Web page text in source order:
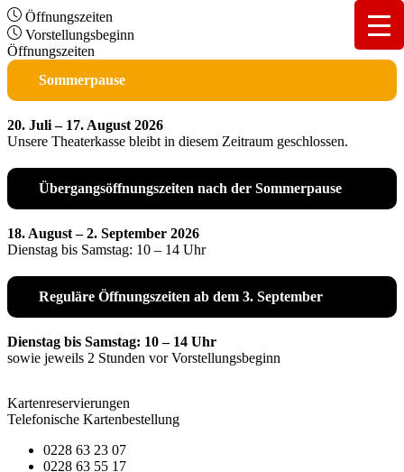
Öffnungszeiten
Vorstellungsbeginn
Öffnungszeiten
Sommerpause
20. Juli – 17. August 2026
Unsere Theaterkasse bleibt in diesem Zeitraum geschlossen.
Übergangsöffnungszeiten nach der Sommerpause
18. August – 2. September 2026
Dienstag bis Samstag: 10 – 14 Uhr
Reguläre Öffnungszeiten ab dem 3. September
Dienstag bis Samstag: 10 – 14 Uhr
sowie jeweils 2 Stunden vor Vorstellungsbeginn
Kartenreservierungen
Telefonische Kartenbestellung
0228 63 23 07
0228 63 55 17